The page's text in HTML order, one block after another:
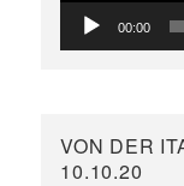
00:00
VON DER
10.10.20